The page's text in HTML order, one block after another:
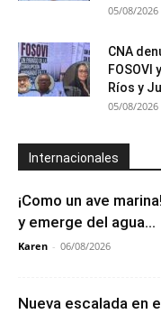
05/08/2026
CNA
Ríos y
05/08/2026
Internacionales
¡Como un ave
y emerge del agua...
Karen - 06/08/2026
Nueva escalada en